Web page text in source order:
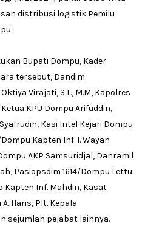
distribusi logistik Pemilu
Bupati Dompu, Kader
tersebut, Dandim
Virajati, S.T., M.M, Kapolres
KPU Dompu Arifuddin,
Kasi Intel Kejari Dompu
Kapten Inf. I. Wayan
AKP Samsuridjal, Danramil
Pasiopsdim 1614/Dompu Lettu
Kapten Inf. Mahdin, Kasat
Haris, Plt. Kepala
sejumlah pejabat lainnya.